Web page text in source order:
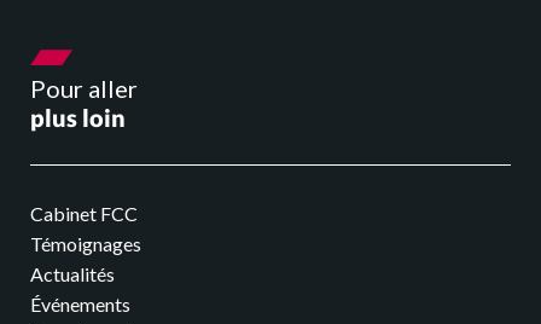
Pour aller
plus loin
Cabinet FCC
Témoignages
Actualités
Événements